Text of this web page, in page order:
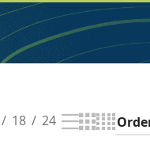
18 24